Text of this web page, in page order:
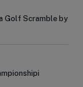
Golf Scramble by